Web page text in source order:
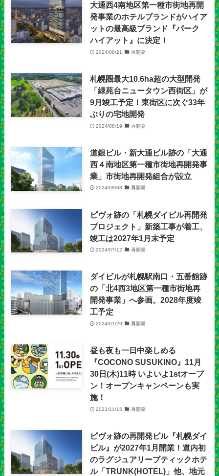
大通西4南地区第一種市街地再開
発事業のホテルブランドがハイア
ットの最高級ブランド『パーク
ハイアット』に決定！
2024/08/21 再開発
札幌圏最大10.6ha超の大型開発
「緑苑台ニュータウン西街区」が
9月竣工予定！東街区に次ぐ33年
ぶりの宅地開発
2024/08/19 再開発
道銀ビル・新大通ビル跡の「大通
西４南地区第一種市街地再開発事
業」市街地再開発組合が設立
2024/08/03 再開発
ピヴォ跡の「札幌ダイビル再開発
プロジェクト」新築工事が着工、
竣工は2027年1月末予定
2024/07/12 再開発
ダイビルが札幌駅南口・五番館跡
の「北4西3地区第一種市街地再
開発事業」へ参画。2028年度竣
工予定
2024/01/29 再開発
昼も夜も一日中楽しめる
『COCONO SUSUKINO』11月
30日(木)11時 いよいよ1stオープ
ン！オープンキャンペーンも実
施！
2023/11/15 再開発
ピヴォ跡の再開発ビル『札幌ダイ
ビル』が2027年1月開業！道内初
のラグジュアリーブティックホテ
ル「TRUNK(HOTEL)」他、地元